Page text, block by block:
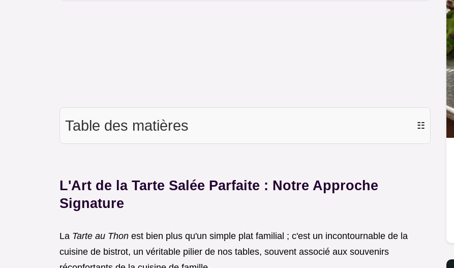
Table des matières ☷
L'Art de la Tarte Salée Parfaite : Notre Approche
Signature
La Tarte au Thon est bien plus qu'un simple plat familial ; c'est un incontournable de la
cuisine de bistrot, un véritable pilier de nos tables, souvent associé aux souvenirs